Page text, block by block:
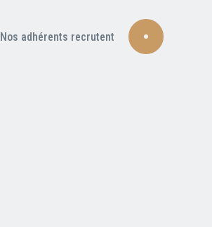
Nos adhérents recrutent